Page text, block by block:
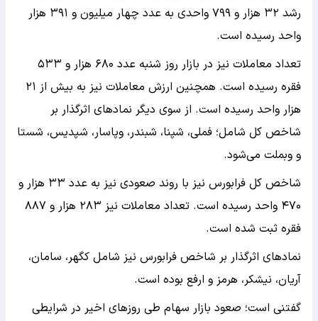
رشد ۳۲ هزار و ۷۹۹ واحدی به عدد چهار میلیون و ۳۹۱ هزار
واحد رسیده است.
فقره رسیده است. همچنین ارزش معاملات نیز به بیش از ۲۱
هزار واحد رسیده است. از سوی دیگر نمادهای اثرگذار بر
شاخص کل شامل؛ فملی، شپنا، شبندر، وپاسار، شپدیس، شستا
و وبملت می‌شود.
شاخص کل فرابورس نیز با روند صعودی نیز به عدد ۳۳ هزار و
۴۷۰ واحد رسیده است. تعداد معاملات نیز ۲۸۳ هزار و ۸۸۷
فقره ثبت شده است.
نمادهای اثرگذار بر شاخص فرابورس نیز شامل کگهر، سامان،
آریان، نیشکر، هرمز و ارفع بوده است.
گفتنی است؛ صعود بازار سهام طی روزهای اخیر در شرایطی